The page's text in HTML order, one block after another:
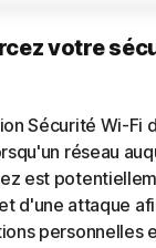
votre
Sécurité Wi-Fi
réseau
est
d'une attaque
personnelles